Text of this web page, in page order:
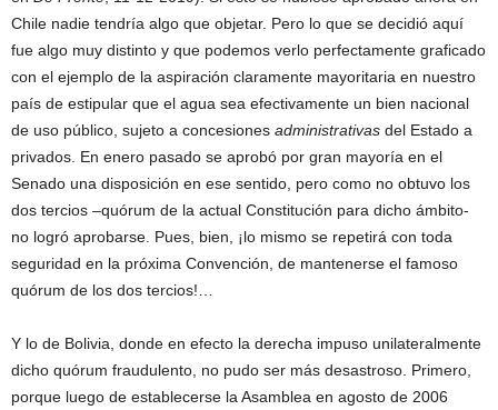
Chile nadie tendría algo que objetar. Pero lo que se decidió aquí
fue algo muy distinto y que podemos verlo perfectamente graficado
con el ejemplo de la aspiración claramente mayoritaria en nuestro
país de estipular que el agua sea efectivamente un bien nacional
de uso público, sujeto a concesiones administrativas del Estado a
privados. En enero pasado se aprobó por gran mayoría en el
Senado una disposición en ese sentido, pero como no obtuvo los
dos tercios –quórum de la actual Constitución para dicho ámbito-
no logró aprobarse. Pues, bien, ¡lo mismo se repetirá con toda
seguridad en la próxima Convención, de mantenerse el famoso
quórum de los dos tercios!…
Y lo de Bolivia, donde en efecto la derecha impuso unilateralmente
dicho quórum fraudulento, no pudo ser más desastroso. Primero,
porque luego de establecerse la Asamblea en agosto de 2006